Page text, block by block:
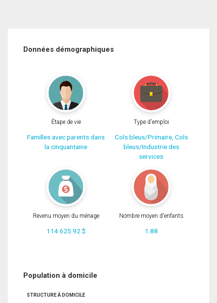
Données démographiques
Étape de vie
Familles avec parents dans
la cinquantaine
Type d'emploi
Cols bleus/Primaire, Cols
bleus/Industrie des
services
Revenu moyen du ménage
114 625.92 $
Nombre moyen d'enfants
1.88
Population à domicile
STRUCTURE À DOMICILE